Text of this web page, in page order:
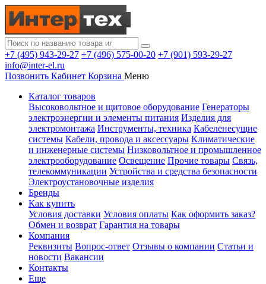
+7 (495) 943-29-27 +7 (496) 575-00-20 +7 (901) 593-29-27
info@inter-el.ru
Позвонить Кабинет Корзина Меню
Каталог товаров
Высоковольтное и щитовое оборудование Генераторы
электроэнергии и элементы питания Изделия для
электромонтажа Инструменты, техника Кабеленесущие
системы Кабели, провода и аксессуары Климатические
и инженерные системы Низковольтное и промышленное
электрооборудование Освещение Прочие товары Связь,
телекоммуникации Устройства и средства безопасности
Электроустановочные изделия
Бренды
Как купить
Условия доставки Условия оплаты Как оформить заказ?
Обмен и возврат Гарантия на товары
Компания
Реквизиты Вопрос-ответ Отзывы о компании Статьи и
новости Вакансии
Контакты
Еще